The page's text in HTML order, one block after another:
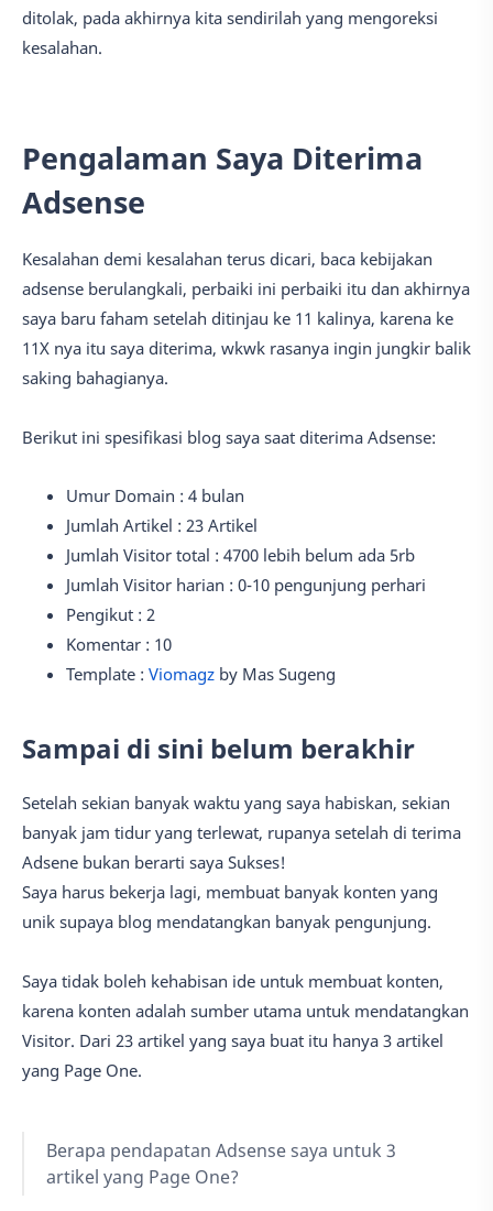
ditolak, pada akhirnya kita sendirilah yang mengoreksi
kesalahan.
Pengalaman Saya Diterima
Adsense
Kesalahan demi kesalahan terus dicari, baca kebijakan
adsense berulangkali, perbaiki ini perbaiki itu dan akhirnya
saya baru faham setelah ditinjau ke 11 kalinya, karena ke
11X nya itu saya diterima, wkwk rasanya ingin jungkir balik
saking bahagianya.
Berikut ini spesifikasi blog saya saat diterima Adsense:
Umur Domain : 4 bulan
Jumlah Artikel : 23 Artikel
Jumlah Visitor total : 4700 lebih belum ada 5rb
Jumlah Visitor harian : 0-10 pengunjung perhari
Pengikut : 2
Komentar : 10
Template : Viomagz by Mas Sugeng
Sampai di sini belum berakhir
Setelah sekian banyak waktu yang saya habiskan, sekian
banyak jam tidur yang terlewat, rupanya setelah di terima
Adsene bukan berarti saya Sukses!
Saya harus bekerja lagi, membuat banyak konten yang
unik supaya blog mendatangkan banyak pengunjung.
Saya tidak boleh kehabisan ide untuk membuat konten,
karena konten adalah sumber utama untuk mendatangkan
Visitor. Dari 23 artikel yang saya buat itu hanya 3 artikel
yang Page One.
Berapa pendapatan Adsense saya untuk 3
artikel yang Page One?